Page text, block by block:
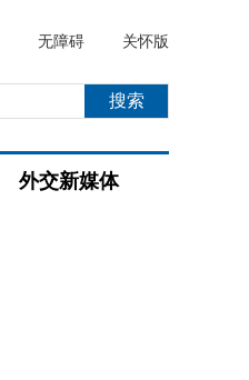
无障碍 关怀版
外交新媒体